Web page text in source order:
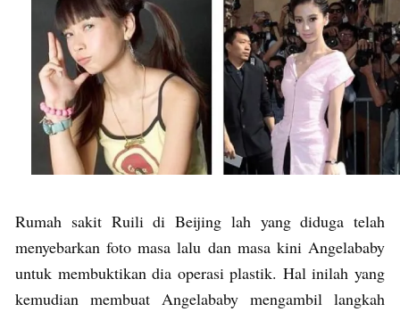
Rumah sakit Ruili di Beijing lah yang diduga telah
menyebarkan foto masa lalu dan masa kini Angelababy
untuk membuktikan dia operasi plastik. Hal inilah yang
kemudian membuat Angelababy mengambil langkah